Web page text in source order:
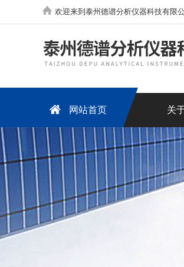
欢迎来到泰州德谱分析仪器科技有限
网站首页 关